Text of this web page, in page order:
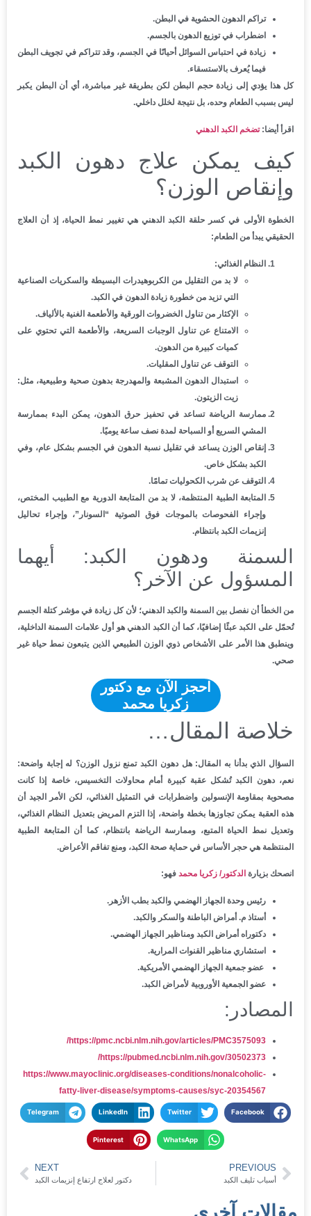
تراكم الدهون الحشوية في البطن.
اضطراب في توزيع الدهون بالجسم.
زيادة في احتباس السوائل أحيانًا في الجسم، وقد تتراكم في تجويف البطن
فيما يُعرف بالاستسقاء.
كل هذا يؤدي إلى زيادة حجم البطن لكن بطريقة غير مباشرة، أي أن البطن يكبر
ليس بسبب الطعام وحده، بل نتيجة لخلل داخلي.
اقرأ أيضا:تضخم الكبد الدهني
كيف يمكن علاج دهون الكبد
وإنقاص الوزن؟
الخطوة الأولى في كسر حلقة الكبد الدهني هي تغيير نمط الحياة، إذ أن العلاج
الحقيقي يبدأ من الطعام:
النظام الغذائي:
لا بد من التقليل من الكربوهيدرات البسيطة والسكريات الصناعية
التي تزيد من خطورة زيادة الدهون في الكبد.
الإكثار من تناول الخضروات الورقية والأطعمة الغنية بالألياف.
الامتناع عن تناول الوجبات السريعة، والأطعمة التي تحتوي على
كميات كبيرة من الدهون.
التوقف عن تناول المقليات.
استبدال الدهون المشبعة والمهدرجة بدهون صحية وطبيعية، مثل:
زيت الزيتون.
ممارسة الرياضة تساعد في تحفيز حرق الدهون، يمكن البدء بممارسة
المشي السريع أو السباحة لمدة نصف ساعة يوميًا.
إنقاص الوزن يساعد في تقليل نسبة الدهون في الجسم بشكل عام، وفي
الكبد بشكل خاص.
التوقف عن شرب الكحوليات تمامًا.
المتابعة الطبية المنتظمة، لا بد من المتابعة الدورية مع الطبيب المختص،
وإجراء الفحوصات بالموجات فوق الصوتية “السونار”، وإجراء تحاليل
إنزيمات الكبد بانتظام.
السمنة ودهون الكبد: أيهما
المسؤول عن الآخر؟
من الخطأ أن نفصل بين السمنة والكبد الدهني؛ لأن كل زيادة في مؤشر كتلة الجسم
تُحمّل على الكبد عبئًا إضافيًا، كما أن الكبد الدهني هو أول علامات السمنة الداخلية،
وينطبق هذا الأمر على الأشخاص ذوي الوزن الطبيعي الذين يتبعون نمط حياة غير
صحي.
احجز الآن مع دكتور
زكريا محمد
خلاصة المقال…
السؤال الذي بدأنا به المقال: هل دهون الكبد تمنع نزول الوزن؟ له إجابة واضحة:
نعم، دهون الكبد تُشكل عقبة كبيرة أمام محاولات التخسيس، خاصة إذا كانت
مصحوبة بمقاومة الإنسولين واضطرابات في التمثيل الغذائي، لكن الأمر الجيد أن
هذه العقبة يمكن تجاوزها بخطة واضحة، إذا التزم المريض بتعديل النظام الغذائي،
وتعديل نمط الحياة المتبع، وممارسة الرياضة بانتظام، كما أن المتابعة الطبية
المنتظمة هي حجر الأساس في حماية صحة الكبد، ومنع تفاقم الأعراض.
انصحك بزيارة الدكتور/ زكريا محمد فهو:
رئيس وحدة الجهاز الهضمي والكبد بطب الأزهر.
أستاذ م. أمراض الباطنة والسكر والكبد.
دكتوراه أمراض الكبد ومناظير الجهاز الهضمي.
استشاري مناظير القنوات المرارية.
عضو جمعية الجهاز الهضمي الأمريكية.
عضو الجمعية الأوروبية لأمراض الكبد.
المصادر:
https://pmc.ncbi.nlm.nih.gov/articles/PMC3575093/
https://pubmed.ncbi.nlm.nih.gov/30502373/
https://www.mayoclinic.org/diseases-conditions/nonalcoholic-
fatty-liver-disease/symptoms-causes/syc-20354567
Facebook
Twitter
LinkedIn
Telegram
WhatsApp
Pinterest
PREVIOUS
أسباب تليف الكبد
NEXT
دكتور لعلاج ارتفاع إنزيمات الكبد